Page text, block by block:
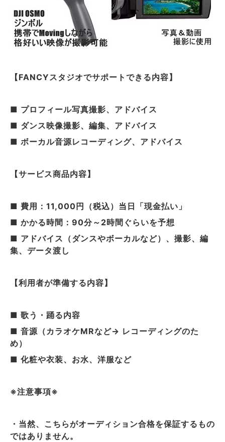
【FANCYスタジオでサポートできる内容】
■ プロフィール写真撮影、アドバイス
■ ダンス映像撮影、編集、アドバイス
■ ボーカル音源レコーディング、アドバイス
【サービス商品内容】
■ 費用：11,000円（税込）当日「現金払い」
■ かかる時間：90分～2時間ぐらいを予想
■ アドバイス（ダンスやボーカルなど）、撮影、編
集、データ渡し
【利用者が準備する内容】
■ 歌う・踊る内容
■ 音源（カラオケMRなど→ レコーディングのた
め）
■ 化粧や衣装、お水、洋服など
※注意事項※
・当然、こちらがオーディション合格を保証するもの
ではありません。